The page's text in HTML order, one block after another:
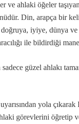
ve ahlaki öğeler
Din, arapça bir
doğruya, iyiye, dünya
ile bildirdiği
güzel ahlakı
yola
görevlerini öğretip